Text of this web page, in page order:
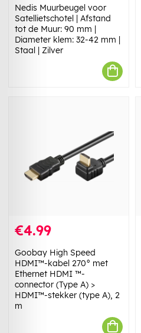
Nedis Muurbeugel voor
Satellietschotel | Afstand
tot de Muur: 90 mm |
Diameter klem: 32-42 mm |
Staal | Zilver
€4.99
Goobay High Speed
HDMI™-kabel 270° met
Ethernet HDMI ™-
connector (Type A) >
HDMI™-stekker (type A), 2
m